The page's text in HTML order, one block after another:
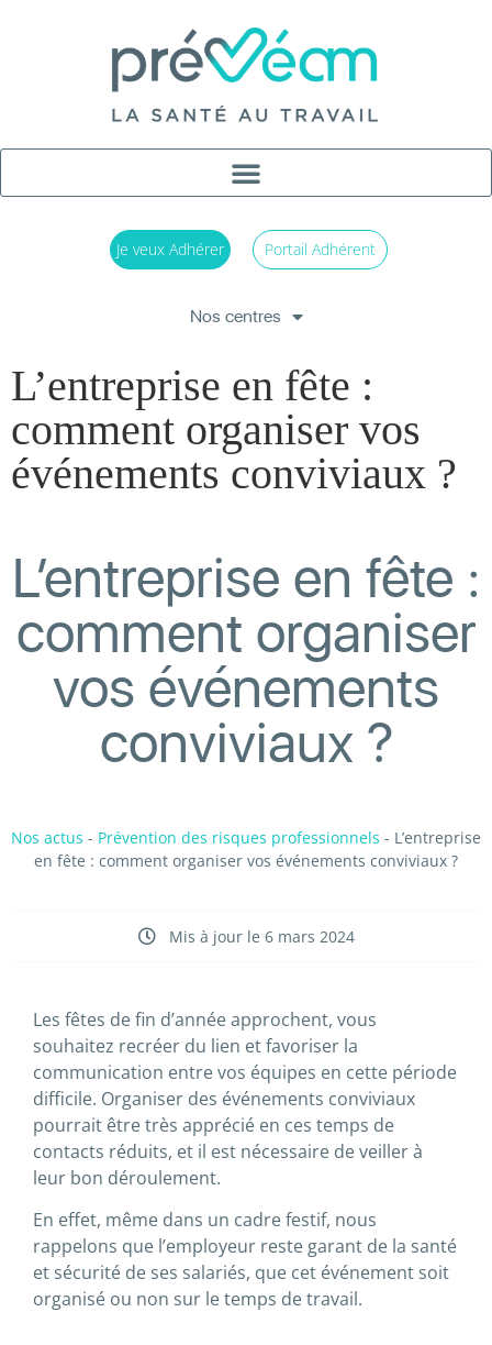
Je veux Adhérer Portail Adhérent
Nos centres
L’entreprise en fête :
comment organiser vos
événements conviviaux ?
L’entreprise en fête :
comment organiser
vos événements
conviviaux ?
Nos actus - Prévention des risques professionnels - L’entreprise
en fête : comment organiser vos événements conviviaux ?
Mis à jour le 6 mars 2024
Les fêtes de fin d’année approchent, vous
souhaitez recréer du lien et favoriser la
communication entre vos équipes en cette période
difficile. Organiser des événements conviviaux
pourrait être très apprécié en ces temps de
contacts réduits, et il est nécessaire de veiller à
leur bon déroulement.
En effet, même dans un cadre festif, nous
rappelons que l’employeur reste garant de la santé
et sécurité de ses salariés, que cet événement soit
organisé ou non sur le temps de travail.